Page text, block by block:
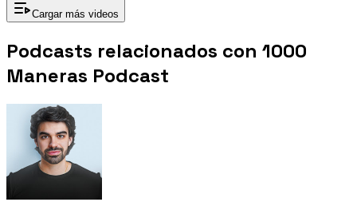
Cargar más videos
Podcasts relacionados con 1000
Maneras Podcast